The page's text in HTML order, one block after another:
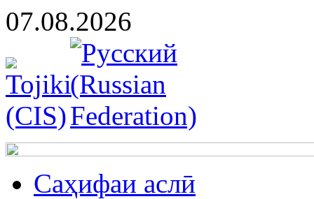
07.08.2026
Cаҳифаи аслӣ